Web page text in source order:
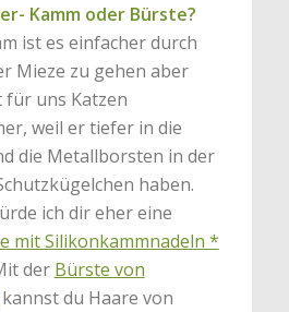
Kamm oder Bürste?
ist es einfacher durch
Mieze zu gehen aber
für uns Katzen
weil er tiefer in die
die Metallborsten in der
haben.
ich dir eher eine
mit Silikonkammnadeln *
der Bürste von
kannst du Haare von